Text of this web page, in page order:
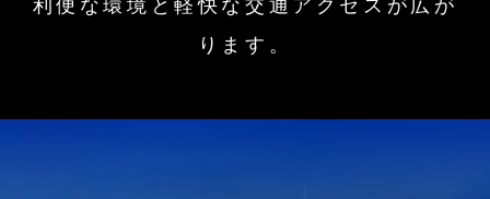
利便な環境と軽快な交通アクセスが広が
ります。